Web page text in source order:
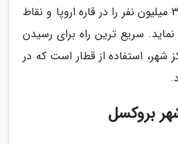
گرفته و سالانه بیش از 35 میلیون نفر را در قاره اروپا و نقاط
سریع ترین راه برای رسیدن
شهر، استفاده از قطار است که در
بروکسل